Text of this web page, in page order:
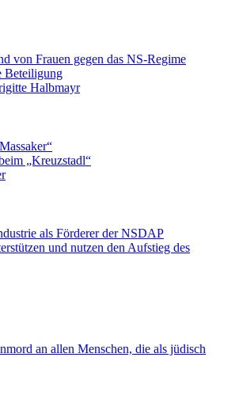
von Frauen gegen das NS-Regime
Beteiligung
Halbmayr
„Kreuzstadl“
als Förderer der NSDAP
und nutzen den Aufstieg des
an allen Menschen, die als jüdisch